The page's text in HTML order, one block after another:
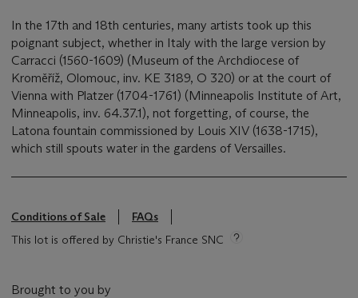
In the 17th and 18th centuries, many artists took up this
poignant subject, whether in Italy with the large version by
Carracci (1560-1609) (Museum of the Archdiocese of
Kroměříž, Olomouc, inv. KE 3189, O 320) or at the court of
Vienna with Platzer (1704-1761) (Minneapolis Institute of Art,
Minneapolis, inv. 64.37.1), not forgetting, of course, the
Latona fountain commissioned by Louis XIV (1638-1715),
which still spouts water in the gardens of Versailles.
Conditions of Sale
FAQs
This lot is offered by Christie's France SNC
Brought to you by